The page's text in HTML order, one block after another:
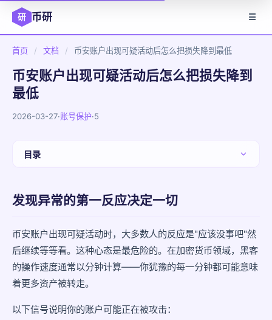
研 币研 ☰
首页 / 文档 / 币安账户出现可疑活动后怎么把损失降到最低
币安账户出现可疑活动后怎么把损失降到
最低
2026-03-27·账号保护·5
目录
第一步：60秒内冻结账户
第二步：盘点损失
第三步：找出入侵源头
第四步：清除威胁
第五步：恢复账户并加固
发现异常的第一反应决定一切
币安账户出现可疑活动时，大多数人的反应是"应该没事吧"然
后继续等等看。这种心态是最危险的。在加密货币领域，黑客
的操作速度通常以分钟计算——你犹豫的每一分钟都可能意味
着更多资产被转走。
以下信号说明你的账户可能正在被攻击：